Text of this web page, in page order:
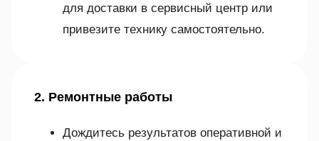
для доставки в сервисный центр или
привезите технику самостоятельно.
2. Ремонтные работы
Дождитесь результатов оперативной и